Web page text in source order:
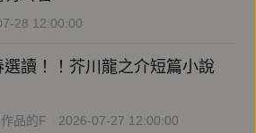
28 12:00:00
讀！！芥川龍之介短篇小說
品的F 2026-07-27 12:00:00